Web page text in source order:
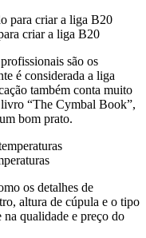
criar a liga B20
são os
é considerada a liga
também conta muito
“The Cymbal Book”,
bom prato.
os detalhes de
altura de cúpula e o tipo
qualidade e preço do